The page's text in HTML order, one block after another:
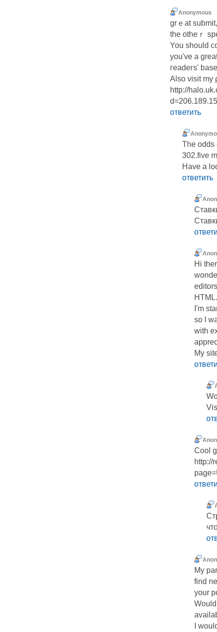
Anonymous
grｅat
the otheｒ
You should
you've a
гeadeгs'
Also visit my
http://
ответить
The odds
302.five
Have a
ответить
Hi
HTML.
I'm
so I
with
My
Cool
http://
My
find
your
I